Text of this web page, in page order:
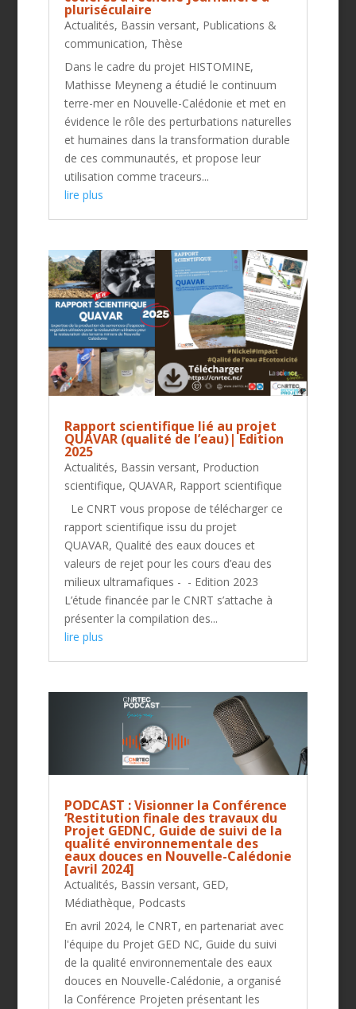
pluriséculaire
Actualités, Bassin versant, Publications &
communication, Thèse
Dans le cadre du projet HISTOMINE,
Mathisse Meyneng a étudié le continuum
terre-mer en Nouvelle-Calédonie et met en
évidence le rôle des perturbations naturelles
et humaines dans la transformation durable
de ces communautés, et propose leur
utilisation comme traceurs...
lire plus
Rapport scientifique lié au projet
QUAVAR (qualité de l’eau)| Edition
2025
Actualités, Bassin versant, Production
scientifique, QUAVAR, Rapport scientifique
Le CNRT vous propose de télécharger ce
rapport scientifique issu du projet
QUAVAR, Qualité des eaux douces et
valeurs de rejet pour les cours d’eau des
milieux ultramafiques - - Edition 2023
L’étude financée par le CNRT s’attache à
présenter la compilation des...
lire plus
PODCAST : Visionner la Conférence
‘Restitution finale des travaux du
Projet GEDNC, Guide de suivi de la
qualité environnementale des
eaux douces en Nouvelle-Calédonie
[avril 2024]
Actualités, Bassin versant, GED,
Médiathèque, Podcasts
En avril 2024, le CNRT, en partenariat avec
l'équipe du Projet GED NC, Guide du suivi
de la qualité environnementale des eaux
douces en Nouvelle-Calédonie, a organisé
la Conférence Projeten présentant les